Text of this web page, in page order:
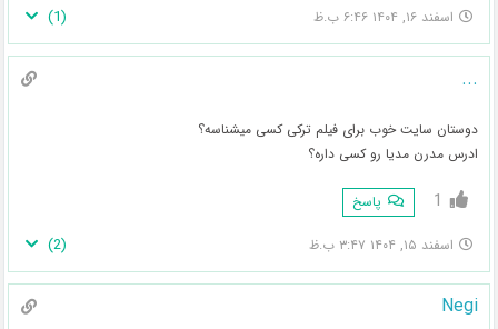
اسفند ۱۶, ۱۴۰۴ ۶:۴۶ ب.ظ (
1
)
...
دوستان سایت خوب برای فیلم ترکی کسی میشناسه؟
ادرس مدرن مدیا رو کسی داره؟
1 پاسخ
اسفند ۱۵, ۱۴۰۴ ۳:۴۷ ب.ظ (
2
)
Negi